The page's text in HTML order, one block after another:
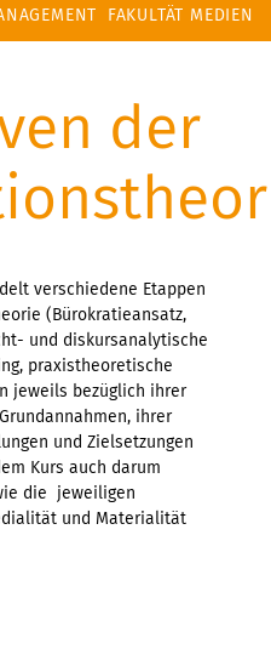
FAKULTÄT MEDIEN
der
verschiedene Etappen
(Bürokratieansatz,
und diskursanalytische
praxistheoretische
jeweils bezüglich ihrer
ihrer
und Zielsetzungen
Kurs auch darum
die jeweiligen
und Materialität